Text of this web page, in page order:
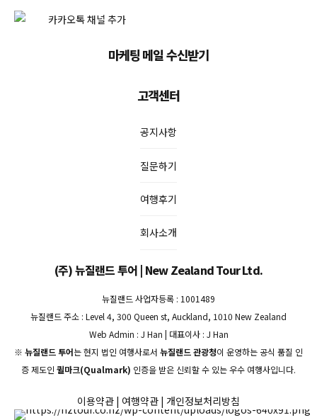
마케팅 메일 수신받기
고객센터
공지사항
질문하기
여행후기
회사소개
(주) 뉴질랜드 투어 | New Zealand Tour Ltd.
뉴질랜드 사업자등록 : 1001489
뉴질랜드 주소 : Level 4, 300 Queen st, Auckland, 1010 New Zealand
Web Admin : J Han | 대표이사 : J Han
※ 뉴질랜드 투어는 현지 법인 여행사로서 뉴질랜드 관광청이 운영하는 공식 품질 인
증 제도인 퀼마크(Qualmark) 인증을 받은 신뢰할 수 있는 우수 여행사입니다.
이용약관 | 여행약관 | 개인정보처리방침